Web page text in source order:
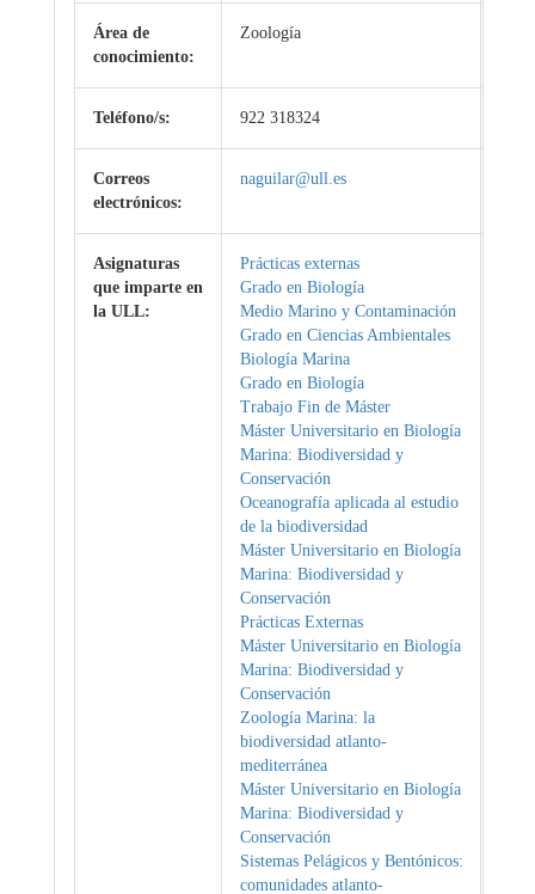
Área de
conocimiento:
Zoología
Teléfono/s: 922 318324
Correos
electrónicos:
naguilar@ull.es
Asignaturas
que imparte en
la ULL:
Prácticas externas
Grado en Biología
Medio Marino y Contaminación
Grado en Ciencias Ambientales
Biología Marina
Grado en Biología
Trabajo Fin de Máster
Máster Universitario en Biología
Marina: Biodiversidad y
Conservación
Oceanografía aplicada al estudio
de la biodiversidad
Máster Universitario en Biología
Marina: Biodiversidad y
Conservación
Prácticas Externas
Máster Universitario en Biología
Marina: Biodiversidad y
Conservación
Zoología Marina: la
biodiversidad atlanto-
mediterránea
Máster Universitario en Biología
Marina: Biodiversidad y
Conservación
Sistemas Pelágicos y Bentónicos:
comunidades atlanto-